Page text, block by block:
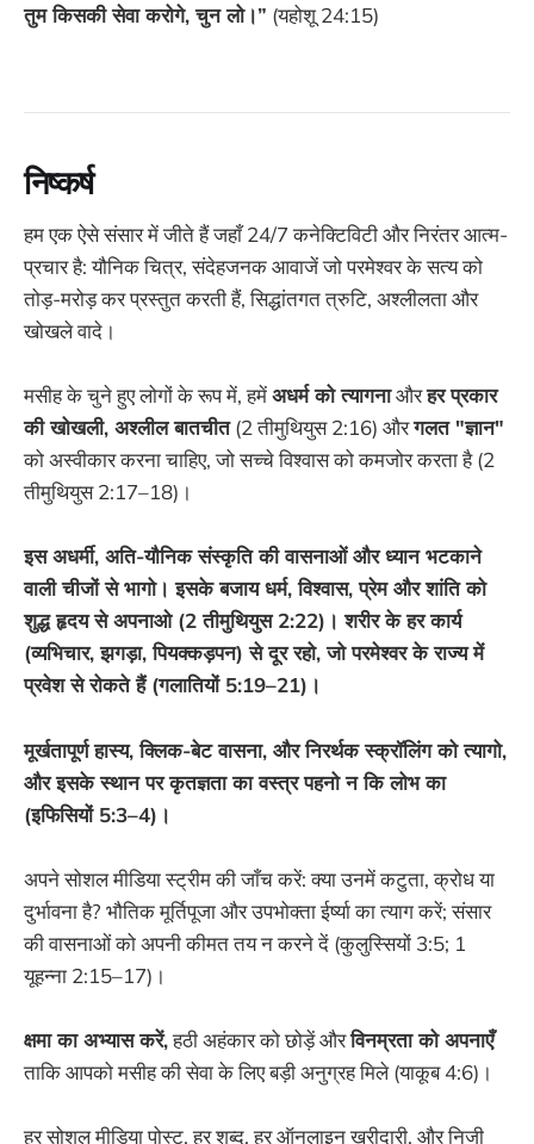
तुम किसकी सेवा करोगे, चुन लो।” (यहोशू 24:15)
निष्कर्ष
हम एक ऐसे संसार में जीते हैं जहाँ 24/7 कनेक्टिविटी और निरंतर आत्म-
प्रचार है: यौनिक चित्र, संदेहजनक आवाजें जो परमेश्वर के सत्य को
तोड़-मरोड़ कर प्रस्तुत करती हैं, सिद्धांतगत त्रुटि, अश्लीलता और
खोखले वादे।
मसीह के चुने हुए लोगों के रूप में, हमेंअधर्म को त्यागनाऔरहर प्रकार
की खोखली, अश्लील बातचीत(2 तीमुथियुस 2:16) औरगलत "ज्ञान"
को अस्वीकार करना चाहिए, जो सच्चे विश्वास को कमजोर करता है (2
तीमुथियुस 2:17–18)।
इस अधर्मी, अति-यौनिक संस्कृति की वासनाओं और ध्यान भटकाने
वाली चीजों से भागो। इसके बजाय धर्म, विश्वास, प्रेम और शांति को
शुद्ध हृदय से अपनाओ (2 तीमुथियुस 2:22)। शरीर के हर कार्य
(व्यभिचार, झगड़ा, पियक्कड़पन) से दूर रहो, जो परमेश्वर के राज्य में
प्रवेश से रोकते हैं (गलातियों 5:19–21)।
मूर्खतापूर्ण हास्य, क्लिक-बेट वासना, और निरर्थक स्क्रॉलिंग को त्यागो,
और इसके स्थान पर कृतज्ञता का वस्त्र पहनो न कि लोभ का
(इफिसियों 5:3–4)।
अपने सोशल मीडिया स्ट्रीम की जाँच करें: क्या उनमें कटुता, क्रोध या
दुर्भावना है? भौतिक मूर्तिपूजा और उपभोक्ता ईर्ष्या का त्याग करें; संसार
की वासनाओं को अपनी कीमत तय न करने दें (कुलुस्सियों 3:5; 1
यूहन्ना 2:15–17)।
क्षमा का अभ्यास करें,हठी अहंकार को छोड़ें औरविनम्रता को अपनाएँ
ताकि आपको मसीह की सेवा के लिए बड़ी अनुग्रह मिले (याकूब 4:6)।
हर सोशल मीडिया पोस्ट, हर शब्द, हर ऑनलाइन खरीदारी, और निजी